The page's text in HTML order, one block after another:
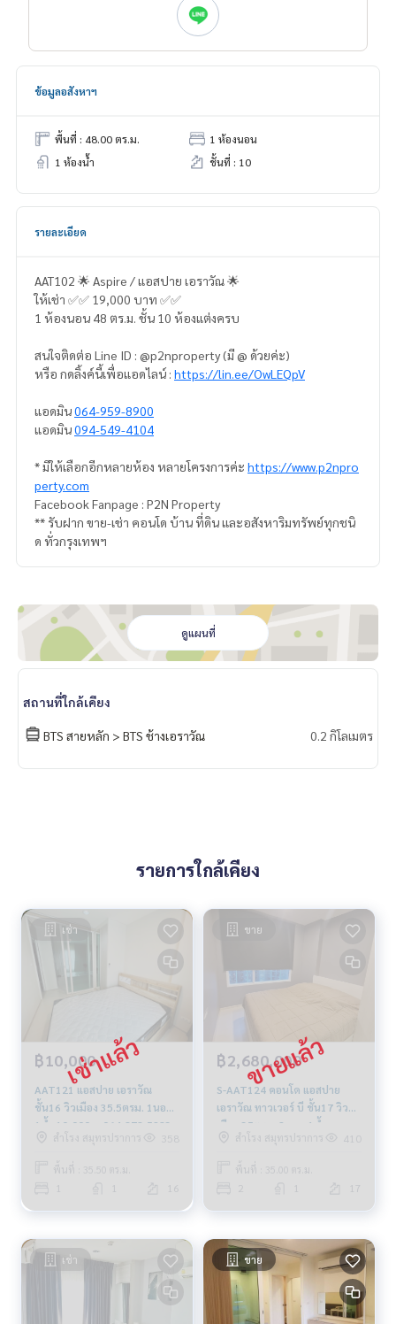
ข้อมูลอสังหาฯ
พื้นที่ : 48.00 ตร.ม.
1 ห้องนอน
1 ห้องน้ำ
ชั้นที่ : 10
รายละเอียด
AAT102 🌟 Aspire / แอสปาย เอราวัณ 🌟
ให้เช่า ✅✅ 19,000 บาท ✅✅
1 ห้องนอน 48 ตร.ม. ชั้น 10 ห้องแต่งครบ
สนใจติดต่อ Line ID : @p2nproperty (มี @ ด้วยค่ะ)
หรือ กดลิ้งค์นี้เพื่อแอดไลน์ : https://lin.ee/OwLEQpV
แอดมิน064-959-8900
แอดมิน094-549-4104
* มีให้เลือกอีกหลายห้อง หลายโครงการค่ะ https://www.p2npro
perty.com
Facebook Fanpage : P2N Property
** รับฝาก ขาย-เช่า คอนโด บ้าน ที่ดิน และอสังหาริมทรัพย์ทุกชนิ
ด ทั่วกรุงเทพฯ
ดูแผนที่
สถานที่ใกล้เคียง
BTS สายหลัก > BTS ช้างเอราวัณ 0.2 กิโลเมตร
รายการใกล้เคียง
เช่า
฿10,000
AAT121 แอสปาย เอราวัณ
ชั้น16 วิวเมือง 35.5ตรม. 1นอน
1น้ำ 10,000บ. 064-878-5283
สำโรง สมุทรปราการ
358
พื้นที่ : 35.50 ตร.ม.
16
ขาย
฿2,680,000
S-AAT124 คอนโด แอสปาย
เอราวัณ ทาวเวอร์ บี ชั้น17 วิว
เมือง 35ตรม. 2นอน 1น้ำ
2.68ล้าน 064-959-8900
สำโรง สมุทรปราการ 410
พื้นที่ : 35.00 ตร.ม.
17
เช่า ขาย